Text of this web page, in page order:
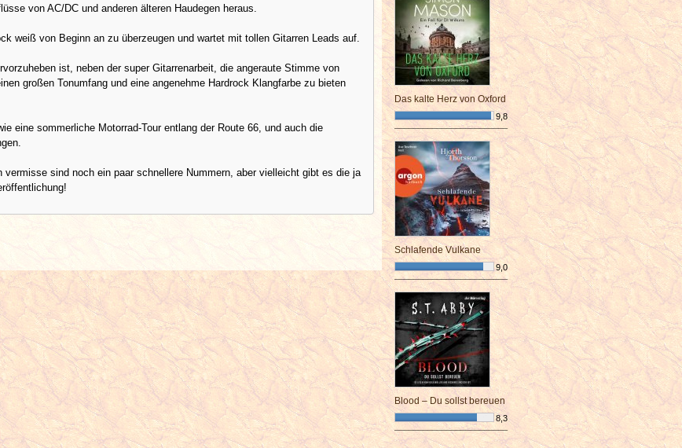
von AC/DC und anderen älteren Haudegen heraus.
weiß von Beginn an zu überzeugen und wartet mit tollen Gitarren Leads auf.
ist, neben der super Gitarrenarbeit, die angeraute Stimme von
großen Tonumfang und eine angenehme Hardrock Klangfarbe zu bieten
eine sommerliche Motorrad-Tour entlang der Route 66, und auch die
vermisse sind noch ein paar schnellere Nummern, aber vielleicht gibt es die ja
Das kalte Herz von Oxford
9,8
¯¯¯¯¯¯¯¯¯¯¯¯¯¯¯¯¯¯¯¯¯¯¯¯
Schlafende Vulkane
9,0
¯¯¯¯¯¯¯¯¯¯¯¯¯¯¯¯¯¯¯¯¯¯¯¯
Blood – Du sollst bereuen
8,3
¯¯¯¯¯¯¯¯¯¯¯¯¯¯¯¯¯¯¯¯¯¯¯¯